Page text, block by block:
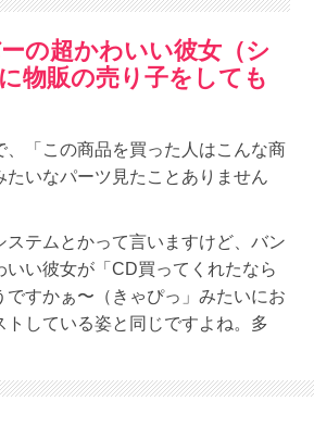
の超かわいい彼女（シ
物販の売り子をしても
、「この商品を買った人はこんな商
たいなパーツ見たことありません
ステムとかって言いますけど、バン
いい彼女が「CD買ってくれたなら
ですかぁ〜（きゃぴっ」みたいにお
トしている姿と同じですよね。多